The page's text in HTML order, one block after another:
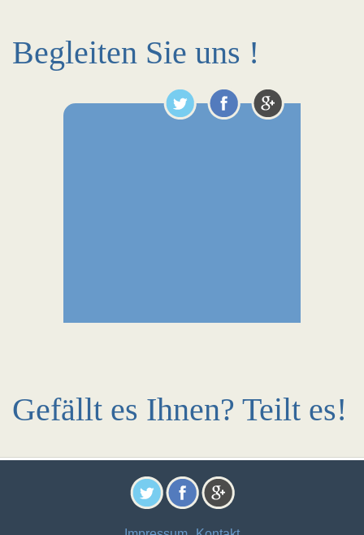
Begleiten Sie uns !
Gefällt es Ihnen? Teilt es!